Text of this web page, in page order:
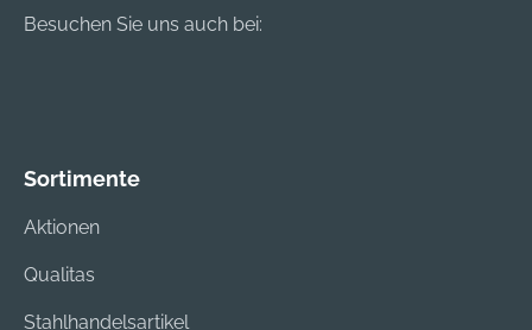
Besuchen Sie uns auch bei:
Sortimente
Aktionen
Qualitas
Stahlhandelsartikel